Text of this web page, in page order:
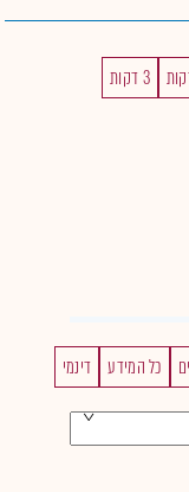
3 דקות
כל המידע דינמי